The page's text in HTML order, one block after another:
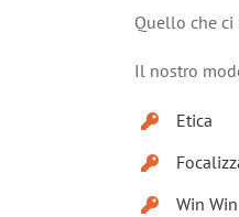
Quello che
Il nostro
Etica
Win Win